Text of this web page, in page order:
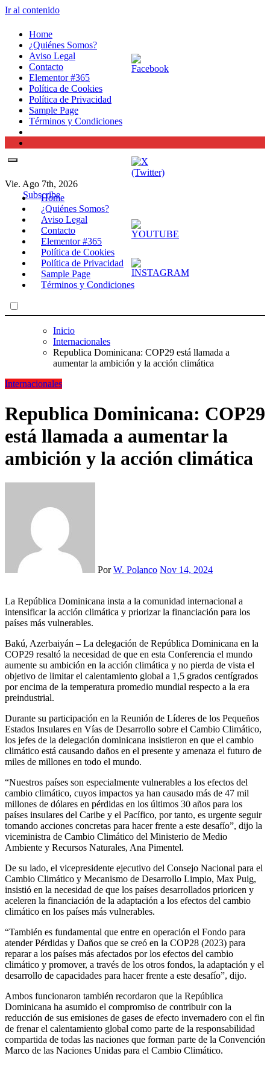
Ir al contenido
Home
¿Quiénes Somos?
Aviso Legal
Contacto
Elementor #365
Política de Cookies
Política de Privacidad
Sample Page
Términos y Condiciones
Vie. Ago 7th, 2026
Subscribe
Home
¿Quiénes Somos?
Aviso Legal
Contacto
Elementor #365
Política de Cookies
Política de Privacidad
Sample Page
Términos y Condiciones
Inicio
Internacionales
Republica Dominicana: COP29 está llamada a
aumentar la ambición y la acción climática
Internacionales
Republica Dominicana: COP29
está llamada a aumentar la
ambición y la acción climática
PorW. Polanco Nov 14, 2024
La República Dominicana insta a la comunidad internacional a
intensificar la acción climática y priorizar la financiación para los
países más vulnerables.
Bakú, Azerbaiyán – La delegación de República Dominicana en la
COP29 resaltó la necesidad de que en esta Conferencia el mundo
aumente su ambición en la acción climática y no pierda de vista el
objetivo de limitar el calentamiento global a 1,5 grados centígrados
por encima de la temperatura promedio mundial respecto a la era
preindustrial.
Durante su participación en la Reunión de Líderes de los Pequeños
Estados Insulares en Vías de Desarrollo sobre el Cambio Climático,
los jefes de la delegación dominicana insistieron en que el cambio
climático está causando daños en el presente y amenaza el futuro de
miles de millones en todo el mundo.
“Nuestros países son especialmente vulnerables a los efectos del
cambio climático, cuyos impactos ya han causado más de 47 mil
millones de dólares en pérdidas en los últimos 30 años para los
países insulares del Caribe y el Pacífico, por tanto, es urgente seguir
tomando acciones concretas para hacer frente a este desafío”, dijo la
viceministra de Cambio Climático del Ministerio de Medio
Ambiente y Recursos Naturales, Ana Pimentel.
De su lado, el vicepresidente ejecutivo del Consejo Nacional para el
Cambio Climático y Mecanismo de Desarrollo Limpio, Max Puig,
insistió en la necesidad de que los países desarrollados prioricen y
aceleren la financiación de la adaptación a los efectos del cambio
climático en los países más vulnerables.
“También es fundamental que entre en operación el Fondo para
atender Pérdidas y Daños que se creó en la COP28 (2023) para
reparar a los países más afectados por los efectos del cambio
climático y promover, a través de los otros fondos, la adaptación y el
desarrollo de capacidades para hacer frente a este desafío”, dijo.
Ambos funcionaron también recordaron que la República
Dominicana ha asumido el compromiso de contribuir con la
reducción de sus emisiones de gases de efecto invernadero con el fin
de frenar el calentamiento global como parte de la responsabilidad
compartida de todas las naciones que forman parte de la Convención
Marco de las Naciones Unidas para el Cambio Climático.